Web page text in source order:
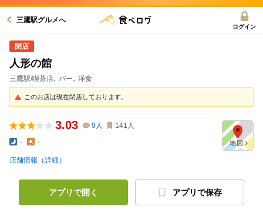
三鷹駅グルメへ
ログイン
人形の館
三鷹駅/喫茶店､ バー､ 洋食
このお店は現在閉店しております。
3.03 9人 141 人
- -
店舗情報（詳細）
アプリで開く アプリで保存